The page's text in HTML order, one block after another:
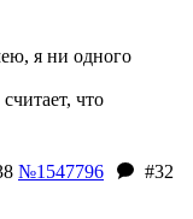
я ни одного
что
№1547796
#32